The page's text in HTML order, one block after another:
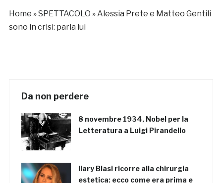
Home »SPETTACOLO »Alessia Prete e Matteo Gentili
sono in crisi: parla lui
Da non perdere
8 novembre 1934, Nobel per la
Letteratura a Luigi Pirandello
Ilary Blasi ricorre alla chirurgia
estetica: ecco come era prima e